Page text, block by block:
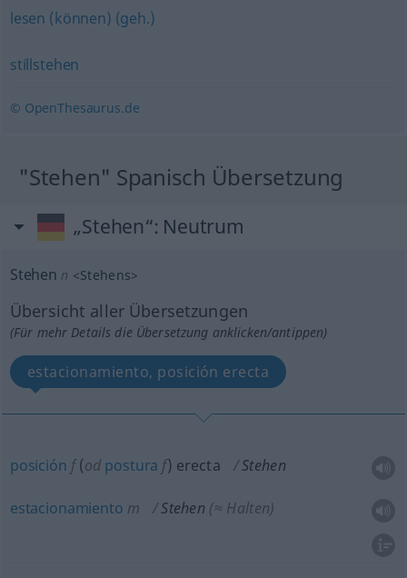
lesen (können) (geh.)
stillstehen
© OpenThesaurus.de
"Stehen" Spanisch Übersetzung
„Stehen“: Neutrum
Stehen n <Stehens>
Übersicht aller Übersetzungen
(Für mehr Details die Übersetzung anklicken/antippen)
estacionamiento, posición erecta
posición f(od postura f) erecta Stehen
estacionamiento m Stehen (≈ Halten)